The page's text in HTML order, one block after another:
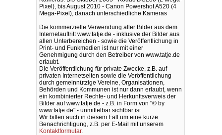
Pixel), bis August 2010 - Canon Powershot A520 (4
Mega-Pixel), danach unterschiedliche Kameras
Die kommerzielle Verwendung aller Bilder aus dem
Internetauftritt www.tatje.de - inklusive der Bilder aus
allen Unterbereichen - sowie die Veröffentlichung in
Print- und Funkmedien ist nur mit einer
Genehmigung durch den Betreiber von www.tatje.de
erlaubt.
Die Veröffentlichung für private Zwecke, z.B. auf
privaten Internetseiten sowie die Veröffentlichung
durch gemeinnützige Vereine, Organisationen,
Behörden und Kommunen ist nur dann erlaubt, wenn
ein kombinierter Rechte- und Herkunftsverweis der
Bilder auf www.tatje.de - z.B. in Form von "© by
www.tatje.de" - unmittelbar sichtbar ist.
Wir bitten auch in diesem Fall um eine kurze
Benachrichtigung, z.B. per E-Mail mit unserem
Kontaktformular.